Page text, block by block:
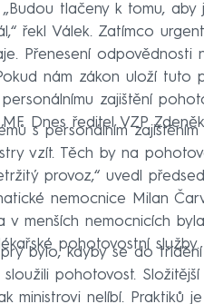
tlačeny k tomu,
řekl Válek. Zatímco
Přenesení odpovědnosti
nám zákon uloží tuto
zajištění
Dnes ředitel VZP
s personálním
vzít. Těch by na
provoz,“ uvedl
nemocnice Milan
v menších nemocnicích
pohotovostní služby.
prý bylo, kdyby se do
pohotovost.
ministrovi nelíbí. Praktiků